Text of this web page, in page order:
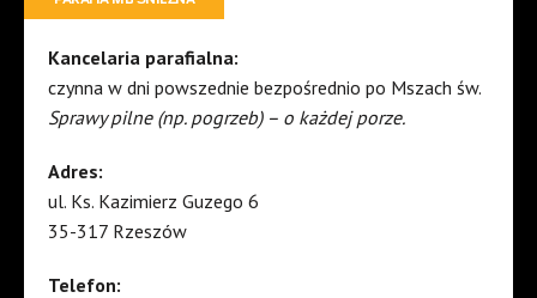
Kancelaria parafialna:
czynna w dni powszednie bezpośrednio po Mszach św.
Sprawy pilne (np. pogrzeb) – o każdej porze.
Adres:
ul. Ks. Kazimierz Guzego 6
35-317 Rzeszów
Telefon: